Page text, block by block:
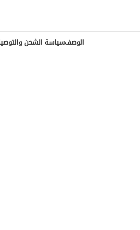
الوصفسياسة الشحن